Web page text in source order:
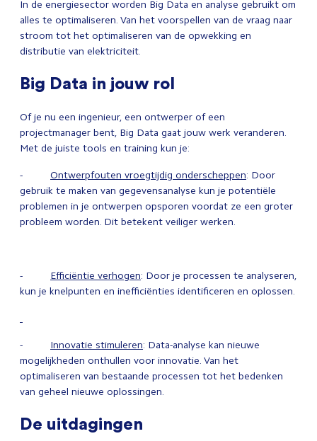
In de energiesector worden Big Data en analyse gebruikt om
alles te optimaliseren. Van het voorspellen van de vraag naar
stroom tot het optimaliseren van de opwekking en
distributie van elektriciteit.
Big Data in jouw rol
Of je nu een ingenieur, een ontwerper of een
projectmanager bent, Big Data gaat jouw werk veranderen.
Met de juiste tools en training kun je:
- Ontwerpfouten vroegtijdig onderscheppen: Door
gebruik te maken van gegevensanalyse kun je potentiële
problemen in je ontwerpen opsporen voordat ze een groter
probleem worden. Dit betekent veiliger werken.
- Efficiëntie verhogen: Door je processen te analyseren,
kun je knelpunten en inefficiënties identificeren en oplossen.
- Innovatie stimuleren: Data-analyse kan nieuwe
mogelijkheden onthullen voor innovatie. Van het
optimaliseren van bestaande processen tot het bedenken
van geheel nieuwe oplossingen.
De uitdagingen